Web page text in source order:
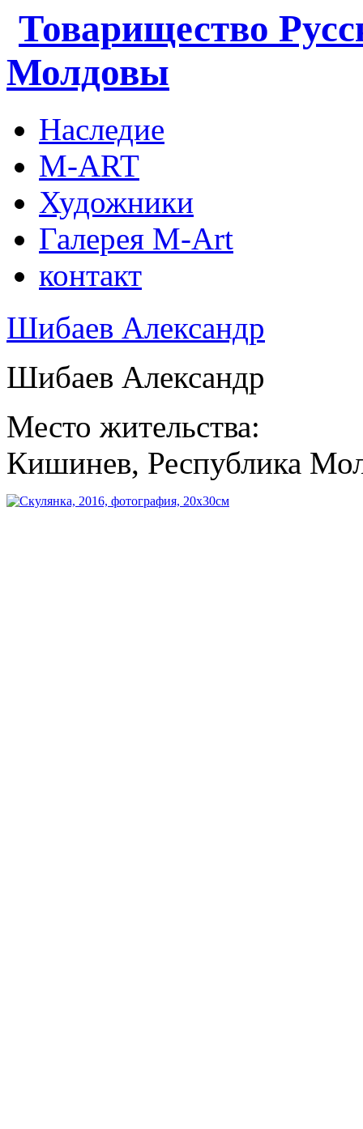
Товарищество
Молдовы
Наследие
M-ART
Художники
Галерея M-Art
контакт
Шибаев Александр
Шибаев Александр
Место жительства:
Кишинев, Республика